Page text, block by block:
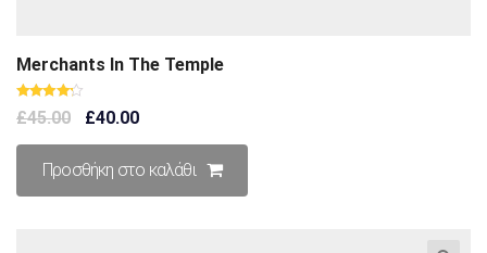
Merchants In The Temple
Βαθμολογήθηκε
με4.00από
£45.00 £40.00
Προσθήκη στο καλάθι